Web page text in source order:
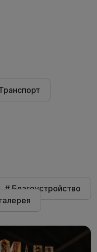
# Благоустройство